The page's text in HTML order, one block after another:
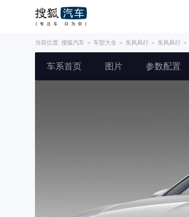
当前位置: 搜狐汽车 ＞ 车型大全 ＞ 东风风行 ＞ 东风风行 ＞
车系首页 图片 参数配置